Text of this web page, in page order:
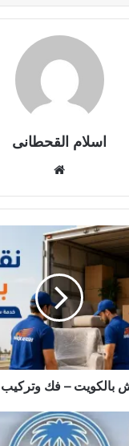
اسلام القحطانى
ق
ع
ا
ل
و
ي
ب
– فك وتركيب